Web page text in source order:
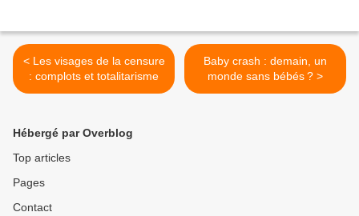
< Les visages de la censure
: complots et totalitarisme
Baby crash : demain, un
monde sans bébés ? >
Hébergé par Overblog
Top articles
Pages
Contact